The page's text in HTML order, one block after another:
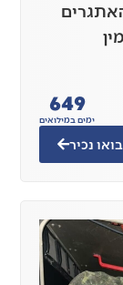
ימים במילואים
649
בואו נכיר